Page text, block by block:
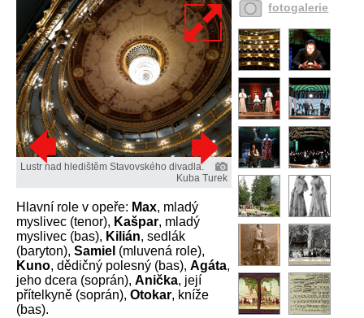
Lustr nad hledištěm Stavovského divadla.
Kuba Turek
Hlavní role v opeře: Max, mladý
myslivec (tenor), Kašpar, mladý
myslivec (bas), Kilián, sedlák
(baryton), Samiel (mluvená role),
Kuno, dědičný polesný (bas), Agáta,
jeho dcera (soprán), Anička, její
přítelkyně (soprán), Otokar, kníže
(bas).
fotogalerie